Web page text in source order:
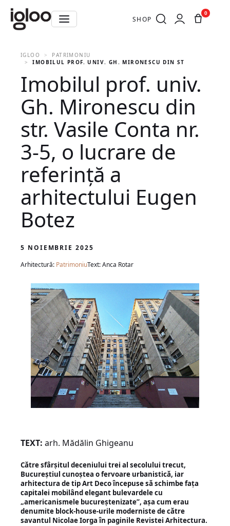
SHOP
0
IGLOO
PATRIMONIU
IMOBILUL PROF. UNIV. GH. MIRONESCU DIN STR. VASILE
Imobilul prof. univ.
Gh. Mironescu din
str. Vasile Conta nr.
3-5, o lucrare de
referință a
arhitectului Eugen
Botez
5 NOIEMBRIE 2025
Arhitectură: PatrimoniuText: Anca Rotar
TEXT: arh. Mădălin Ghigeanu
Către sfârșitul deceniului trei al secolului trecut,
Bucureștiul cunoștea o fervoare urbanistică, iar
arhitectura de tip Art Deco începuse să schimbe fața
capitalei mobilând elegant bulevardele cu
„americanismele bucureștenizate”, așa cum erau
denumite block-house-urile moderniste de către
savantul Nicolae Iorga în paginile Revistei Arhitectura.